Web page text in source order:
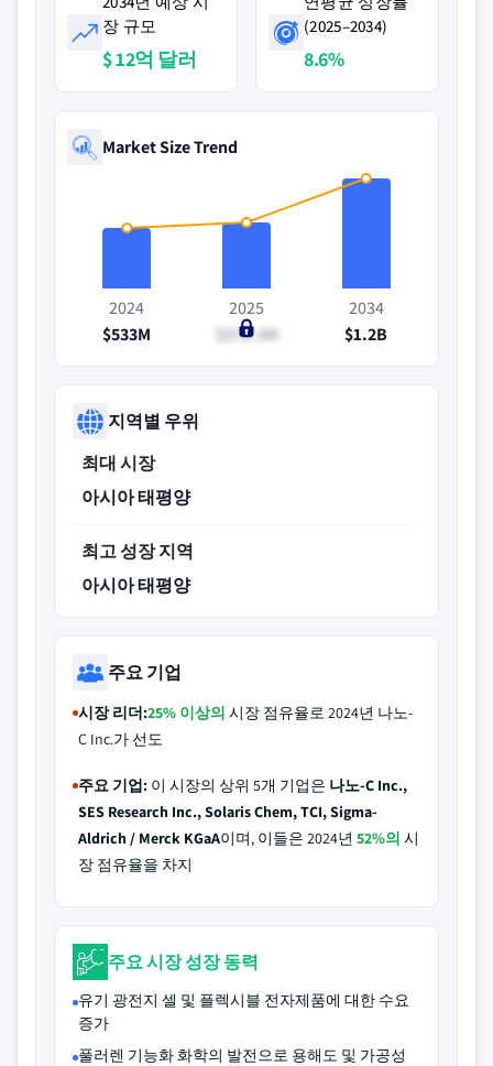
장 규모
$ 12억 달러
(2025–2034)
8.6%
Market Size Trend
2024
$533M
2025
$578.3M
2034
$1.2B
지역별 우위
최대 시장
아시아 태평양
최고 성장 지역
아시아 태평양
주요 기업
시장 리더:25% 이상의 시장 점유율로 2024년 나노-
C Inc.가 선도
주요 기업: 이 시장의 상위 5개 기업은 나노-C Inc.,
SES Research Inc., Solaris Chem, TCI, Sigma-
Aldrich / Merck KGaA이며, 이들은 2024년 52%의 시
장 점유율을 차지
주요 시장 성장 동력
유기 광전지 셀 및 플렉시블 전자제품에 대한 수요
증가
풀러렌 기능화 화학의 발전으로 용해도 및 가공성